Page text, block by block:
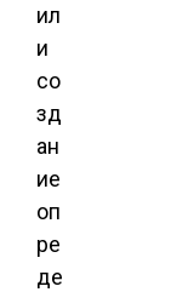
ил
и
со
зд
ан
ие
оп
ре
де